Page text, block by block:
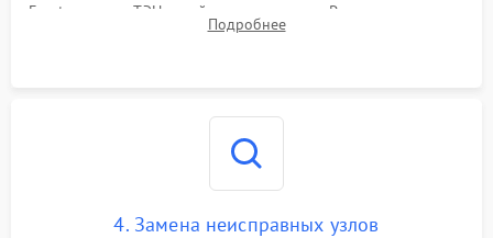
Frost, включая ТЭН оттайки и вентилятор. Ремонт или замена
платы управления при сбоях алгоритмов.
Подробнее
4. Замена неисправных узлов